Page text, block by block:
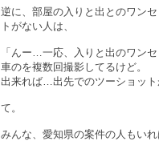
逆に、部屋の入りと出とのワン
トがない人は、
「んー…一応、入りと出のワン
車のを複数回撮影してるけど。
出来れば…出先でのツーショット
て。
みんな、愛知県の案件の人もい